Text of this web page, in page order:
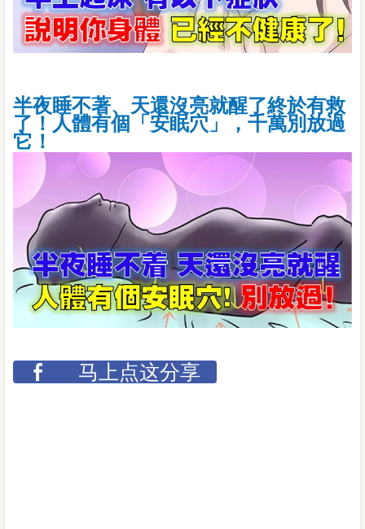
半夜睡不著、天還沒亮就醒了終於有救
了！人體有個「安眠穴」，千萬別放過
它！
马上点这分享